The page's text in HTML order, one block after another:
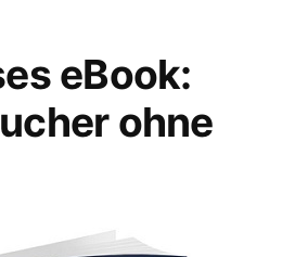
eBook:
ohne